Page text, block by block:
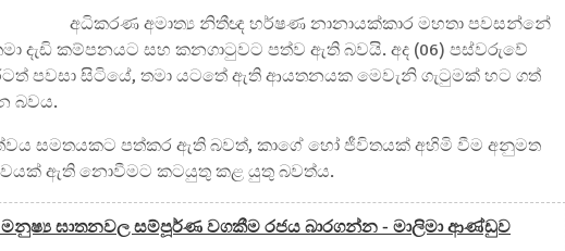
අධිකරණ අමාත්‍ය නිතීඥ හර්ෂණ නානායක්කාර මහතා පවසන්නේ
දැඩි කම්පනයට සහ කනගාටුවට පත්ව ඇති බවයි. අද (06) පස්වරුවේ
පවසා සිටියේ, තමා යටතේ ඇති ආයතනයක මෙවැනි ගැටුමක් හට ගත්
බවය.
සමතයකට පත්කර ඇති බවත්, කාගේ හෝ ජීවිතයක් අහිමි වීම අනුමත
ඇති නොවීමට කටයුතු කළ යුතු බවත්ය.
ඝාතනවල සම්පූර්ණ වගකීම රජය බාරගන්න - මාලිමා ආණ්ඩුව